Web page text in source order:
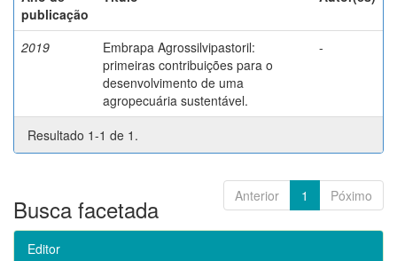
publicação
2019
Embrapa Agrossilvipastoril:
primeiras contribuições para o
desenvolvimento de uma
agropecuária sustentável.
-
Resultado 1-1 de 1.
Anterior 1 Póximo
Busca facetada
Editor